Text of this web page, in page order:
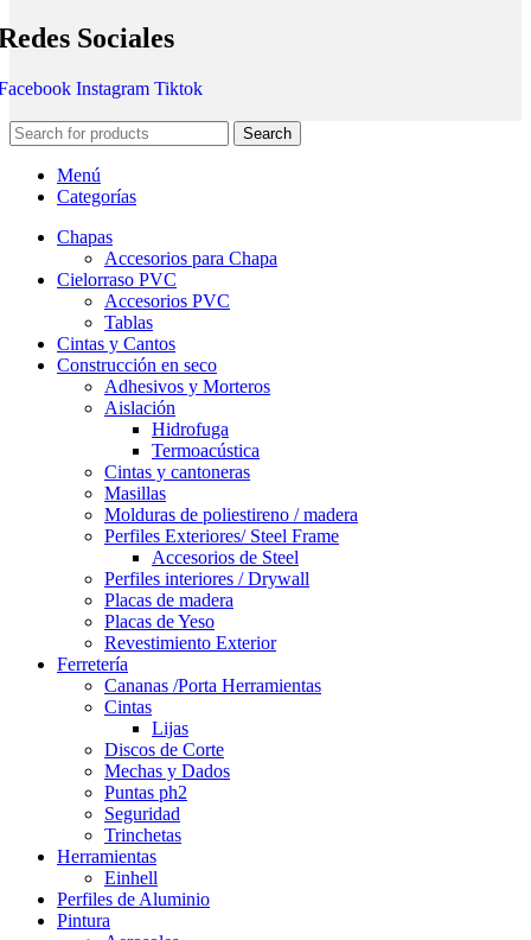
Sociales
Instagram Tiktok
Search
Menú
Categorías
Chapas
Accesorios para Chapa
Cielorraso PVC
Accesorios PVC
Tablas
Cintas y Cantos
Construcción en seco
Adhesivos y Morteros
Aislación
Hidrofuga
Termoacústica
Cintas y cantoneras
Masillas
Molduras de poliestireno / madera
Perfiles Exteriores/ Steel Frame
Accesorios de Steel
Perfiles interiores / Drywall
Placas de madera
Placas de Yeso
Revestimiento Exterior
Ferretería
Cananas /Porta Herramientas
Cintas
Lijas
Discos de Corte
Mechas y Dados
Puntas ph2
Seguridad
Trinchetas
Herramientas
Einhell
Perfiles de Aluminio
Pintura